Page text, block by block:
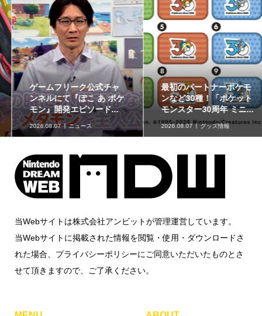
ゲームフリーク公式チャ
ンネルにて『ぽこ あ ポケ
モン』開発エピソード...
2026.08.07 ニュース
最初のパートナーポケモ
ンなど30種！「ポケット
モンスター30周年 ミニ...
2026.08.07 グッズ情報
当Webサイトは株式会社アンビットが管理運営しています。
当Webサイトに掲載された情報を閲覧・使用・ダウンロードさ
れた場合、プライバシーポリシーにご同意いただいたものとさ
せて頂きますので、ご了承ください。